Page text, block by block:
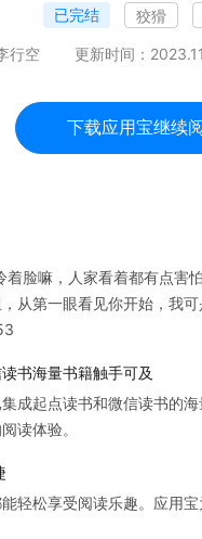
已完结 狡猾
行空 更新时间：
下载应用宝继续
脸嘛，人家看着都有点害
从第一眼看见你开始，我
书海量书籍触手可及
成起点读书和微信读书的
读体验。
轻松享受阅读乐趣。应用